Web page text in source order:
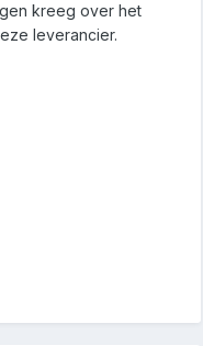
kreeg over het
leverancier.